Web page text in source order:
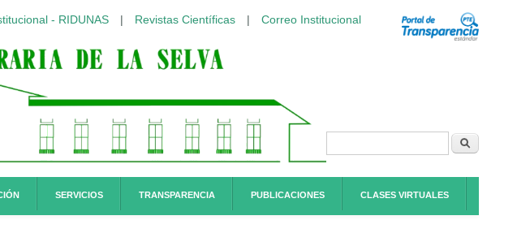
- RIDUNAS | Revistas Científicas | Correo Institucional
Formulario de
SERVICIOS TRANSPARENCIA PUBLICACIONES CLASES VIRTUALES